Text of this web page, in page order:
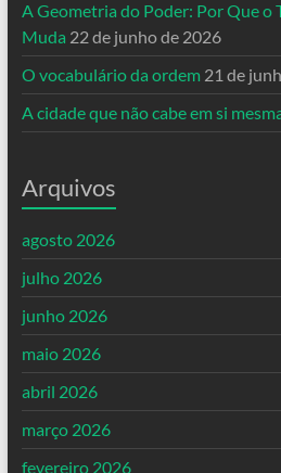
A Geometria do Poder: Por Que o
Muda 22 de junho de 2026
O vocabulário da ordem 21 de
A cidade que não cabe em si
Arquivos
agosto 2026
julho 2026
junho 2026
maio 2026
abril 2026
março 2026
fevereiro 2026